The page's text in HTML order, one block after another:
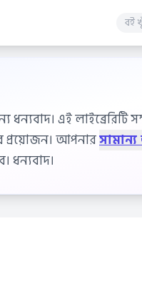
এই লাইব্রেরিটি
প্রয়োজন। আপনার
ধন্যবাদ।